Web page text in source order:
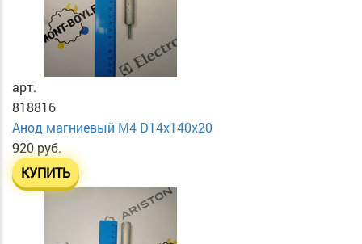
арт.
818816
Анод магниевый М4 D14х140х20
920 руб.
КУПИТЬ